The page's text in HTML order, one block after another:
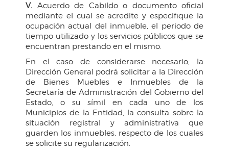
V. Acuerdo de Cabildo o documento oficial
mediante el cual se acredite y especifique la
ocupación actual del inmueble, el periodo de
tiempo utilizado y los servicios públicos que se
encuentran prestando en el mismo.
En el caso de considerarse necesario, la
Dirección General podrá solicitar a la Dirección
de Bienes Muebles e Inmuebles de la
Secretaría de Administración del Gobierno del
Estado, o su símil en cada uno de los
Municipios de la Entidad, la consulta sobre la
situación registral y administrativa que
guarden los inmuebles, respecto de los cuales
se solicite su regularización.